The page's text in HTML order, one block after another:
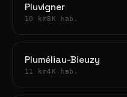
Pluvigner
10 km8K hab.
Pluméliau-Bieuzy
11 km4K hab.